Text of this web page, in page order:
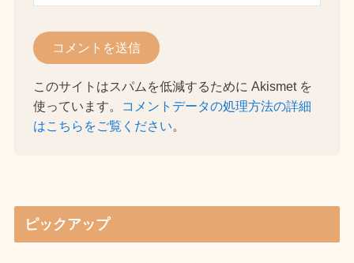
このサイトはスパムを低減するために Akismet を
使っています。
コメントデータの処理方法の詳細
はこちらをご覧ください。
ピックアップ